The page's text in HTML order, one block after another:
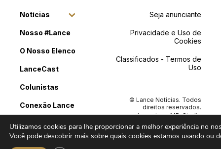
Notícias
Nosso #Lance
O Nosso Elenco
LanceCast
Colunistas
Conexão Lance
Classificados
Contato
Seja anunciante
Privacidade e Uso de
Cookies
Classificados - Termos de
Uso
© Lance Notícias. Todos
direitos reservados.
Layout porMP .Studio
e Desenvolvimento
porDoiséle Tecnologia
Utilizamos cookies para lhe proporcionar a melhor experiência no
Você pode descobrir mais sobre quais cookies estamos usando ou